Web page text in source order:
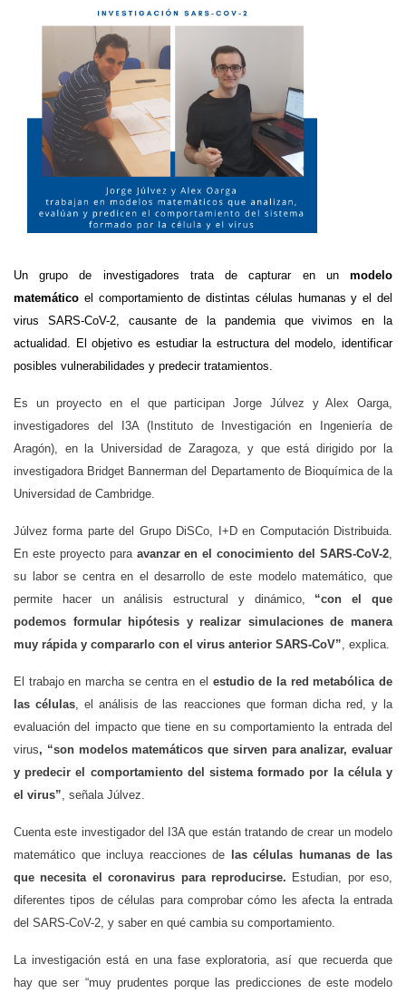
Un grupo de investigadores trata de capturar en un modelo
matemático el comportamiento de distintas células humanas y el del
virus SARS-CoV-2, causante de la pandemia que vivimos en la
actualidad. El objetivo es estudiar la estructura del modelo, identificar
posibles vulnerabilidades y predecir tratamientos.
Es un proyecto en el que participan Jorge Júlvez y Alex Oarga,
investigadores del I3A (Instituto de Investigación en Ingeniería de
Aragón), en la Universidad de Zaragoza, y que está dirigido por la
investigadora Bridget Bannerman del Departamento de Bioquímica de la
Universidad de Cambridge.
Júlvez forma parte del Grupo DiSCo, I+D en Computación Distribuida.
En este proyecto para avanzar en el conocimiento del SARS-CoV-2,
su labor se centra en el desarrollo de este modelo matemático, que
permite hacer un análisis estructural y dinámico, “con el que
podemos formular hipótesis y realizar simulaciones de manera
muy rápida y compararlo con el virus anterior SARS-CoV”, explica.
El trabajo en marcha se centra en el estudio de la red metabólica de
las células, el análisis de las reacciones que forman dicha red, y la
evaluación del impacto que tiene en su comportamiento la entrada del
virus, “son modelos matemáticos que sirven para analizar, evaluar
y predecir el comportamiento del sistema formado por la célula y
el virus”, señala Júlvez.
Cuenta este investigador del I3A que están tratando de crear un modelo
matemático que incluya reacciones de
las células humanas de las
que necesita el coronavirus para reproducirse. Estudian, por eso,
diferentes tipos de células para comprobar cómo les afecta la entrada
del SARS-CoV-2, y saber en qué cambia su comportamiento.
La investigación está en una fase exploratoria, así que recuerda que
hay que ser “muy prudentes porque las predicciones de este modelo